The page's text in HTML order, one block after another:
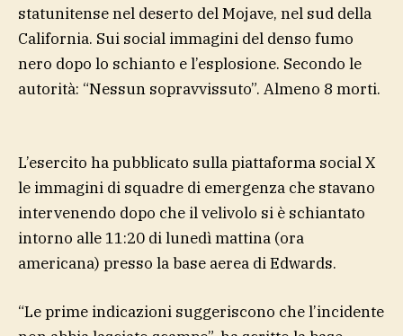
statunitense nel deserto del Mojave, nel sud della
California. Sui social immagini del denso fumo
nero dopo lo schianto e l’esplosione. Secondo le
autorità: “Nessun sopravvissuto”. Almeno 8 morti.
L’esercito ha pubblicato sulla piattaforma social X
le immagini di squadre di emergenza che stavano
intervenendo dopo che il velivolo si è schiantato
intorno alle 11:20 di lunedì mattina (ora
americana) presso la base aerea di Edwards.
“Le prime indicazioni suggeriscono che l’incidente